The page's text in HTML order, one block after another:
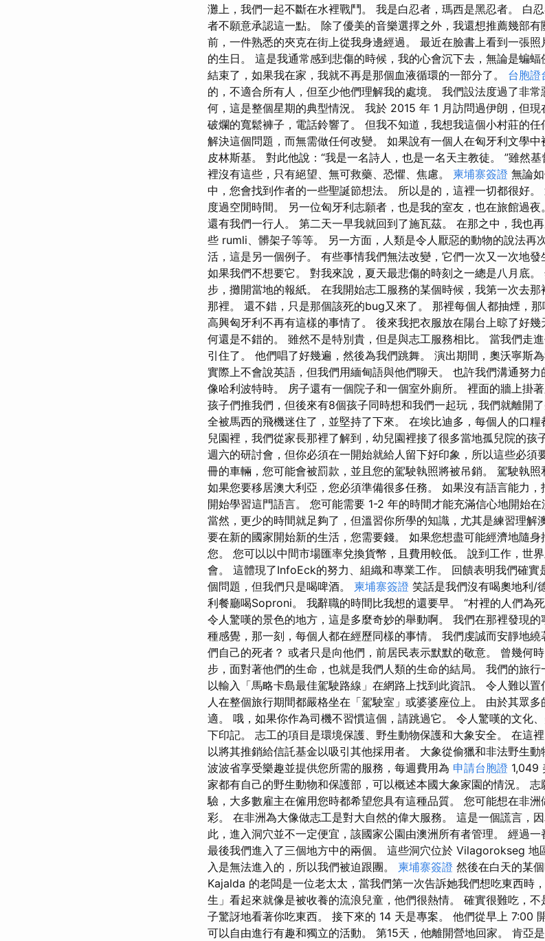
灘上，我們一起不斷在水裡戰鬥。 我是白忍者，瑪西是黑忍者。 白
者不願意承認這一點。 除了優美的音樂選擇之外，我還想推薦幾部
前，一件熟悉的夾克在街上從我身邊經過。 最近在臉書上看到一張
的生日。 這是我通常感到悲傷的時候，我的心會沉下去，無論是蝙
結束了，如果我在家，我就不再是那個血液循環的一部分了。 台胞證
的，不適合所有人，但至少他們理解我的處境。 我們設法度過了非
何，這是整個星期的典型情況。 我於 2015 年 1 月訪問過伊朗，但
破爛的寬鬆褲子，電話鈴響了。 但我不知道，我想我這個小村莊的
解決這個問題，而無需做任何改變。 如果說有一個人在匈牙利文學
皮林斯基。 對此他說：“我是一名詩人，也是一名天主教徒。 ”雖然
裡沒有這些，只有絕望、無可救藥、恐懼、焦慮。 柬埔寨簽證 無論
中，您會找到作者的一些聖誕節想法。 所以是的，這裡一切都很好
度過空閒時間。 另一位匈牙利志願者，也是我的室友，也在旅館過夜
還有我們一行人。 第二天一早我就回到了施瓦茲。 在那之中，我也
些 rumli、髒架子等等。 另一方面，人類是令人厭惡的動物的說法再
活，這是另一個例子。 有些事情我們無法改變，它們一次又一次地發
如果我們不想要它。 對我來說，夏天最悲傷的時刻之一總是八月底
步，攤開當地的報紙。 在我開始志工服務的某個時候，我第一次去
那裡。 還不錯，只是那個該死的bug又來了。 那裡每個人都抽煙，那
高興匈牙利不再有這樣的事情了。 後來我把衣服放在陽台上晾了好
何還是不錯的。 雖然不是特別貴，但是與志工服務相比。 當我們走
引住了。 他們唱了好幾遍，然後為我們跳舞。 演出期間，奧沃寧斯
實際上不會說英語，但我們用緬甸語與他們聊天。 也許我們溝通努
像哈利波特時。 房子還有一個院子和一個室外廁所。 裡面的牆上掛
孩子們推我們，但後來有8個孩子同時想和我們一起玩，我們就離開了
全被馬西的飛機迷住了，並堅持了下來。 在埃比迪多，每個人的口
兒園裡，我們從家長那裡了解到，幼兒園裡接了很多當地孤兒院的孩
週六的研討會，但你必須在一開始就給人留下好印象，所以這些必須
冊的車輛，您可能會被罰款，並且您的駕駛執照將被吊銷。 駕駛執照
如果您要移居澳大利亞，您必須準備很多任務。 如果沒有語言能力
開始學習這門語言。 您可能需要 1-2 年的時間才能充滿信心地開始在
當然，更少的時間就足夠了，但溫習你所學的知識，尤其是練習理解
要在新的國家開始新的生活，您需要錢。 如果您想盡可能經濟地隨
您。 您可以以中間市場匯率兌換貨幣，且費用較低。 說到工作，世
會。 這體現了InfoEck的努力、組織和專業工作。 回饋表明我們確實
個問題，但我們只是喝啤酒。 柬埔寨簽證 笑話是我們沒有喝奧地利/
利餐廳喝Soproni。 我辭職的時間比我想的還要早。 “村裡的人們為
令人驚嘆的景色的地方，這是多麼奇妙的舉動啊。 我們在那裡發現
種感覺，那一刻，每個人都在經歷同樣的事情。 我們虔誠而安靜地
們自己的死者？ 或者只是向他們，前居民表示默默的敬意。 曾幾何
步，面對著他們的生命，也就是我們人類的生命的結局。 我們的旅
以輸入「馬略卡島最佳駕駛路線」在網路上找到此資訊。 令人難以
人在整個旅行期間都嚴格坐在「駕駛室」或婆婆座位上。 由於其眾
適。 哦，如果你作為司機不習慣這個，請跳過它。 令人驚嘆的文化
下印記。 志工的項目是環境保護、野生動物保護和大象安全。 在這
以將其推銷給信託基金以吸引其他採用者。 大象從偷獵和非法野生
波波省享受樂趣並提供您所需的服務，每週費用為 申請台胞證 1,049
家都有自己的野生動物和保護部，可以概述本國大象家園的情況。
驗，大多數雇主在僱用您時都希望您具有這種品質。 您可能想在非
彩。 在非洲為大像做志工是對大自然的偉大服務。 這是一個謊言，
此，進入洞穴並不一定便宜，該國家公園由澳洲所有者管理。 經過一
最後我們進入了三個地方中的兩個。 這些洞穴位於 Vilagorokseg 地
入是無法進入的，所以我們被迫跟團。 柬埔寨簽證 然後在白天的某
Kajalda 的老闆是一位老太太，當我們第一次告訴她我們想吃東西時
生」看起來就像是被收養的流浪兒童，他們很熱情。 確實很難吃，
子驚訝地看著你吃東西。 接下來的 14 天是專案。 他們從早上 7:00
可以自由進行有趣和獨立的活動。 第15天，他離開營地回家。 肯亞